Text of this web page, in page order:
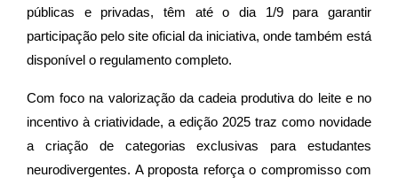
públicas e privadas, têm até o dia 1/9 para garantir
participação pelo site oficial da iniciativa, onde também está
disponível o regulamento completo.
Com foco na valorização da cadeia produtiva do leite e no
incentivo à criatividade, a edição 2025 traz como novidade
a criação de categorias exclusivas para estudantes
neurodivergentes. A proposta reforça o compromisso com